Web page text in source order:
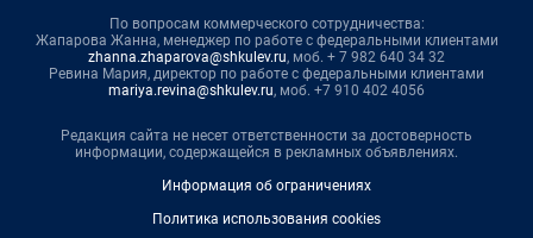
По вопросам коммерческого сотрудничества:
Жапарова Жанна, менеджер по работе с федеральными клиентами
zhanna.zhaparova@shkulev.ru, моб. + 7 982 640 34 32
Ревина Мария, директор по работе с федеральными клиентами
mariya.revina@shkulev.ru, моб. +7 910 402 4056
Редакция сайта не несет ответственности за достоверность
информации, содержащейся в рекламных объявлениях.
Информация об ограничениях
Политика использования cookies